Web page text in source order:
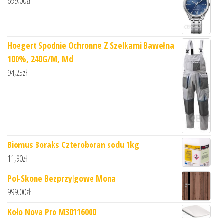
Hoegert Spodnie Ochronne Z Szelkami Bawełna
100%, 240G/M, Md
94,25zł
Biomus Boraks Czteroboran sodu 1kg
11,90zł
Pol-Skone Bezprzylgowe Mona
999,00zł
Koło Nova Pro M30116000